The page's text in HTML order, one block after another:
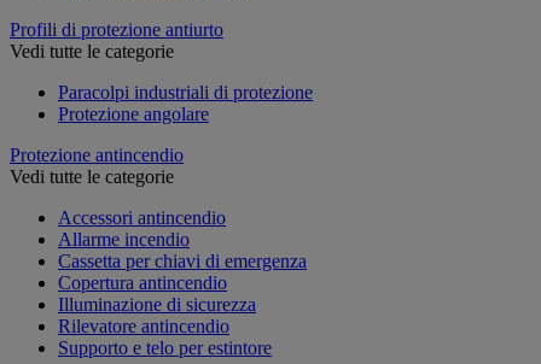
Profili di protezione antiurto
Vedi tutte le categorie
Paracolpi industriali di protezione
Protezione angolare
Protezione antincendio
Vedi tutte le categorie
Accessori antincendio
Allarme incendio
Cassetta per chiavi di emergenza
Copertura antincendio
Illuminazione di sicurezza
Rilevatore antincendio
Supporto e telo per estintore